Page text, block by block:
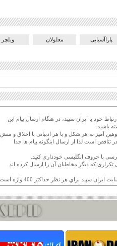
پاراآسیایی معلولان ویلچر
خود با ایران سپید، در هنگام ارسال پیام این
باشید:
آمیز به هر شکل و با هر ادبیاتی با اخلاق و منش
تناقض است لذا از ارسال اینگونه پیام ها جدا
تکراری که دیگر مخاطبان آن را ارسال کرده اند